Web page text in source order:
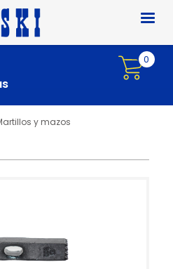
0
y mazos